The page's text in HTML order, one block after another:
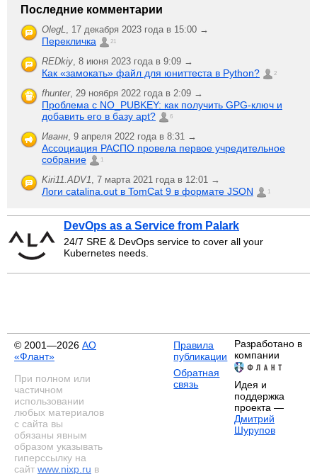
Последние комментарии
OlegL, 17 декабря 2023 года в 15:00 →
Перекличка 21
REDkiy, 8 июня 2023 года в 9:09 →
Как «замокать» файл для юниттеста в Python? 2
fhunter, 29 ноября 2022 года в 2:09 →
Проблема с NO_PUBKEY: как получить GPG-ключ и
добавить его в базу apt?
6
Иванн, 9 апреля 2022 года в 8:31 →
Ассоциация РАСПО провела первое учредительное
собрание
1
Kiri11.ADV1, 7 марта 2021 года в 12:01 →
Логи catalina.out в TomCat 9 в формате JSON 1
DevOps as a Service from Palark
24/7 SRE & DevOps service to cover all your
Kubernetes needs.
© 2001—2026 АО
«Флант»
При полном или
частичном
использовании
любых материалов
с сайта вы
обязаны явным
образом указывать
гиперссылку на
сайт www.nixp.ru в
Правила
публикации
Обратная
связь
Разработано в
компании
Идея и
поддержка
проекта —
Дмитрий
Шурупов